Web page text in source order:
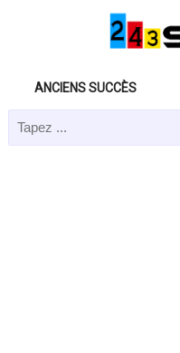
ANCIENS SUCCÈS